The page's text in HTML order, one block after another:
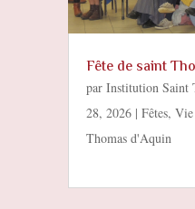
Fête de saint
par Institution Saint
28, 2026| Fêtes,
Thomas d'Aquin